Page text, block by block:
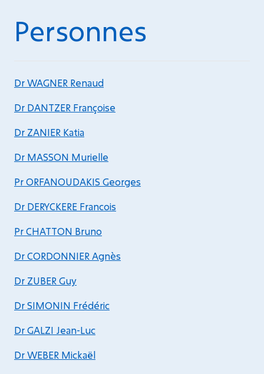
Personnes
Dr WAGNER Renaud
Dr DANTZER Françoise
Dr ZANIER Katia
Dr MASSON Murielle
Pr ORFANOUDAKIS Georges
Dr DERYCKERE Francois
Pr CHATTON Bruno
Dr CORDONNIER Agnès
Dr ZUBER Guy
Dr SIMONIN Frédéric
Dr GALZI Jean-Luc
Dr WEBER Mickaël